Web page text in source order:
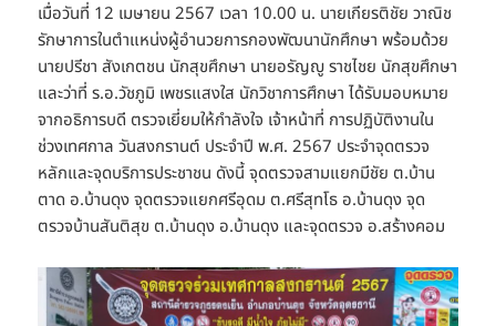
เมื่อวันที่ 12 เมษายน 2567 เวลา 10.00 น. นายเกียรติชัย วาณิช
รักษาการในตำแหน่งผู้อำนวยการกองพัฒนานักศึกษา พร้อมด้วย
นายปรีชา สังเกตชน นักสุขศึกษา นายอรัญญู ราชไชย นักสุขศึกษา
และว่าที่ ร.อ.วัชภูมิ เพชรแสงใส นักวิชาการศึกษา ได้รับมอบหมาย
จากอธิการบดี ตรวจเยี่ยมให้กำลังใจ เจ้าหน้าที่ การปฏิบัติงานใน
ช่วงเทศกาล วันสงกรานต์ ประจำปี พ.ศ. 2567 ประจำจุดตรวจ
หลักและจุดบริการประชาชน ดังนี้ จุดตรวจสามแยกมีชัย ต.บ้าน
ตาด อ.บ้านดุง จุดตรวจแยกศรีอุดม ต.ศรีสุทโธ อ.บ้านดุง จุด
ตรวจบ้านสันติสุข ต.บ้านดุง อ.บ้านดุง และจุดตรวจ อ.สร้างคอม